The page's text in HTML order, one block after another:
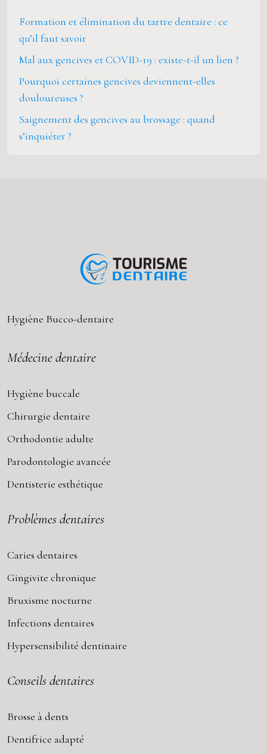
Formation et élimination du tartre dentaire : ce
qu’il faut savoir
Mal aux gencives et COVID-19 : existe-t-il un lien ?
Pourquoi certaines gencives deviennent-elles
douloureuses ?
Saignement des gencives au brossage : quand
s’inquiéter ?
Hygiène Bucco-dentaire
Médecine dentaire
Hygiène buccale
Chirurgie dentaire
Orthodontie adulte
Parodontologie avancée
Dentisterie esthétique
Problèmes dentaires
Caries dentaires
Gingivite chronique
Bruxisme nocturne
Infections dentaires
Hypersensibilité dentinaire
Conseils dentaires
Brosse à dents
Dentifrice adapté